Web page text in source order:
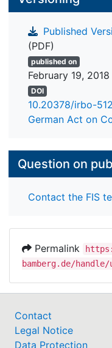
Published
(PDF)
published on
February 19, 2018
DOI
10.20378/irbo-
German Act on
Question on
Contact the FIS
Permalink
bamberg.de/
Contact
Legal Notice
Data Protection